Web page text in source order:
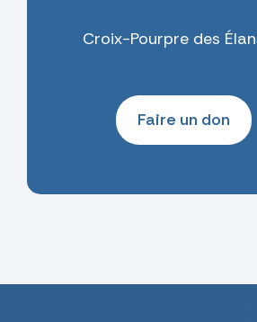
Croix-Pourpre des
Faire un don